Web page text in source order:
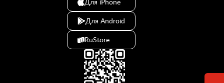
Для Android
RuStore